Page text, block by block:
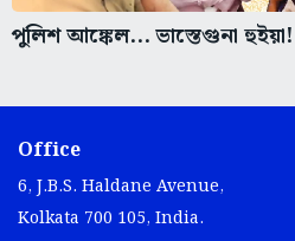
Office
6, J.B.S. Haldane Avenue,
info@bartamanpatrika.com